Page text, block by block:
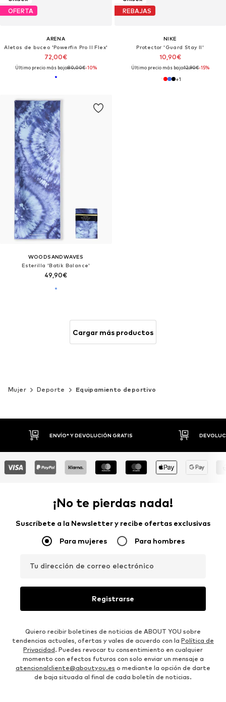
OFERTA
ARENA
Aletas de buceo 'Powerfin Pro II Flex'
72,00€
Último precio más bajo:80,00€-10%
REBAJAS
NIKE
Protector 'Guard Stay II'
10,90€
Último precio más bajo:12,90€-15%
+1
WOODSANDWAVES
Esterilla 'Batik Balance'
49,90€
Cargar más productos
Mujer Deporte Equipamiento deportivo
DEVOLUCIONES HASTA 30 DÍAS
¡No te pierdas nada!
Suscríbete a la Newsletter y recibe ofertas exclusivas
Para mujeres Para hombres
Tu dirección de correo electrónico
Registrarse
Quiero recibir boletines de noticias de ABOUT YOU sobre
tendencias actuales, ofertas y vales de acuerdo con la Política de
Privacidad. Puedes revocar tu consentimiento en cualquier
momento con efectos futuros con solo enviar un mensaje a
atencionalcliente@aboutyou.es o mediante la opción de darte
de baja situada al final de cada boletín de noticias.